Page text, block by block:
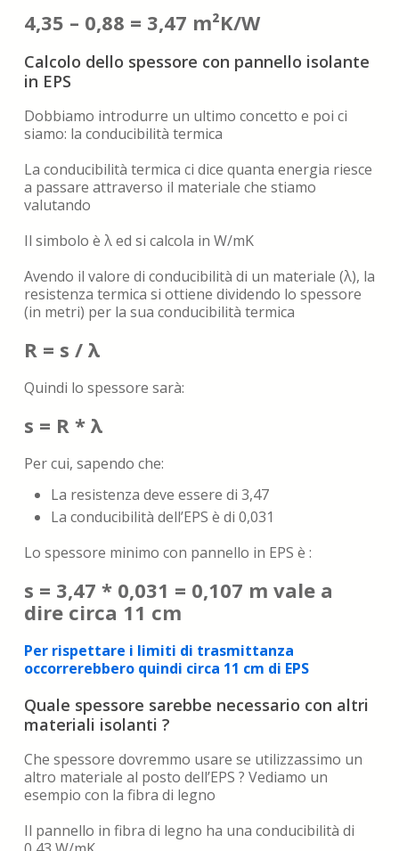
4,35 – 0,88 = 3,47 m²K/W
Calcolo dello spessore con pannello isolante
in EPS
Dobbiamo introdurre un ultimo concetto e poi ci
siamo: la conducibilità termica
La conducibilità termica ci dice quanta energia riesce
a passare attraverso il materiale che stiamo
valutando
Il simbolo è λ ed si calcola in W/mK
Avendo il valore di conducibilità di un materiale (λ), la
resistenza termica si ottiene dividendo lo spessore
(in metri) per la sua conducibilità termica
R = s / λ
Quindi lo spessore sarà:
s = R * λ
Per cui, sapendo che:
La resistenza deve essere di 3,47
La conducibilità dell’EPS è di 0,031
Lo spessore minimo con pannello in EPS è :
s = 3,47 * 0,031 = 0,107 m vale a
dire circa 11 cm
Per rispettare i limiti di trasmittanza
occorrerebbero quindi circa 11 cm di EPS
Quale spessore sarebbe necessario con altri
materiali isolanti ?
Che spessore dovremmo usare se utilizzassimo un
altro materiale al posto dell’EPS ? Vediamo un
esempio con la fibra di legno
Il pannello in fibra di legno ha una conducibilità di